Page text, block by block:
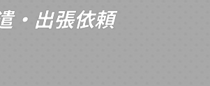
・出張依頼